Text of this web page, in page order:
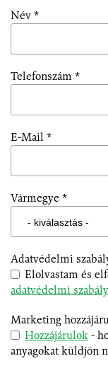
Név *
Telefonszám *
E-Mail *
Vármegye *
- kiválasztás -
Adatvédelmi
Elolvastam és
adatvédelmi
Marketing
Hozzájárulok -
anyagokat küldjön